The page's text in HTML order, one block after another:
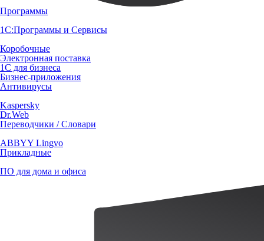
Программы
1С:Программы и Сервисы
Коробочные
Электронная поставка
1С для бизнеса
Бизнес-приложения
Антивирусы
Kaspersky
Dr.Web
Переводчики / Словари
ABBYY Lingvo
Прикладные
ПО для дома и офиса